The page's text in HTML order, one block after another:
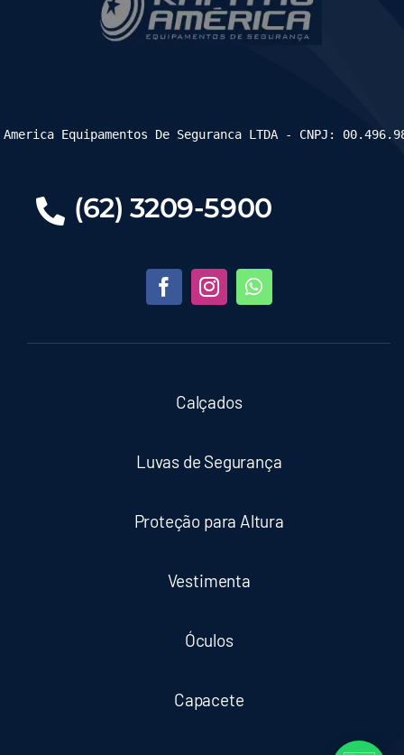
(62) 3209-5900
Calçados
Luvas de Segurança
Proteção para Altura
Vestimenta
Óculos
Capacete
Equipamentos De Seguranca LTDA - CNPJ: